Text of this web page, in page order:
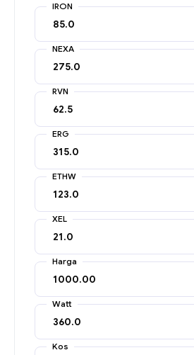
IRON
NEXA
RVN
ERG
ETHW
XEL
Harga
Watt
Kos